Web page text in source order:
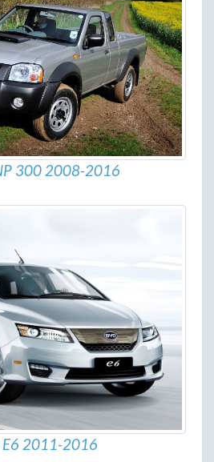
300 2008-2016
E6 2011-2016